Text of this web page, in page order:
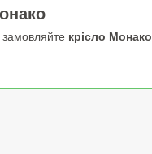
крісло Монако